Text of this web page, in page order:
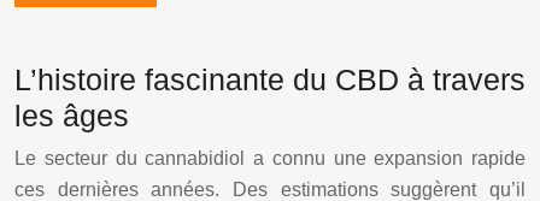
L’histoire fascinante du CBD à travers
les âges
Le secteur du cannabidiol a connu une expansion rapide
ces dernières années. Des estimations suggèrent qu’il